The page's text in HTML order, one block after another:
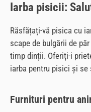
Iarba pisicii:
Răsfățați-vă pisica cu
scape de bulgării de
timp dinții. Oferiți-i
iarba pentru pisici și
Furnituri pentru